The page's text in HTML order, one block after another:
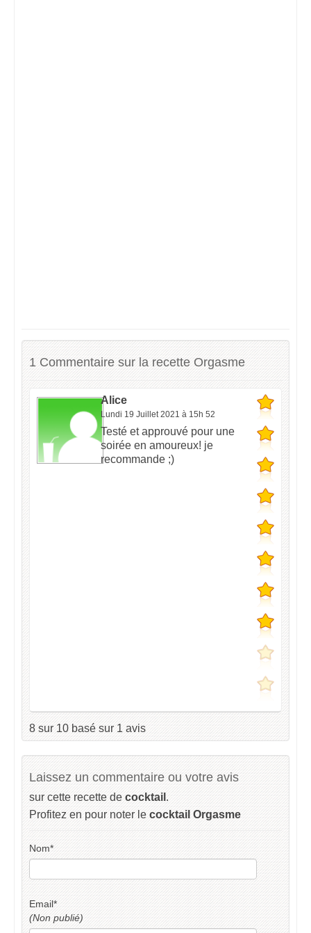
1 Commentaire sur la recette Orgasme
Alice
Lundi 19 Juillet 2021 à 15h 52
Testé et approuvé pour une
soirée en amoureux! je
recommande ;)
8 sur 10 basé sur 1 avis
Laissez un commentaire ou votre avis
sur cette recette de cocktail .
Profitez en pour noter le cocktail Orgasme
Nom*
Email*
(Non publié)